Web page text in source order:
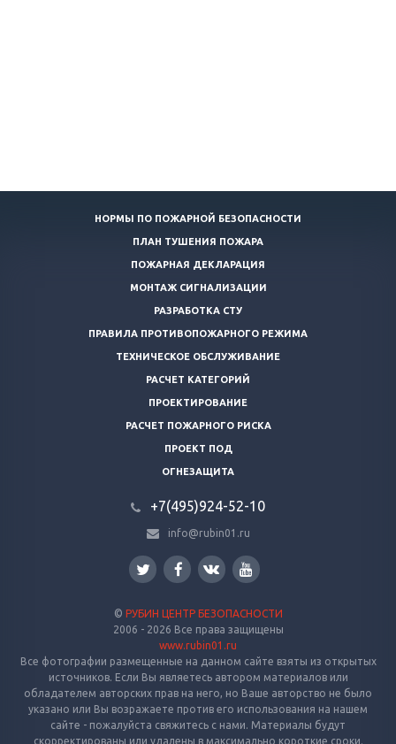
НОРМЫ ПО ПОЖАРНОЙ БЕЗОПАСНОСТИ
ПЛАН ТУШЕНИЯ ПОЖАРА
ПОЖАРНАЯ ДЕКЛАРАЦИЯ
МОНТАЖ СИГНАЛИЗАЦИИ
РАЗРАБОТКА СТУ
ПРАВИЛА ПРОТИВОПОЖАРНОГО РЕЖИМА
ТЕХНИЧЕСКОЕ ОБСЛУЖИВАНИЕ
РАСЧЕТ КАТЕГОРИЙ
ПРОЕКТИРОВАНИЕ
РАСЧЕТ ПОЖАРНОГО РИСКА
ПРОЕКТ ПОД
ОГНЕЗАЩИТА
+7(495)924-52-10
info@rubin01.ru
© РУБИН ЦЕНТР БЕЗОПАСНОСТИ
2006 - 2026 Все права защищены
www.rubin01.ru
Все фотографии размещенные на данном сайте взяты из открытых
источников. Если Вы являетесь автором материалов или
обладателем авторских прав на него, но Ваше авторство не было
указано или Вы возражаете против его использования на нашем
сайте - пожалуйста свяжитесь с нами. Материалы будут
скорректированы или удалены в максимально короткие сроки.